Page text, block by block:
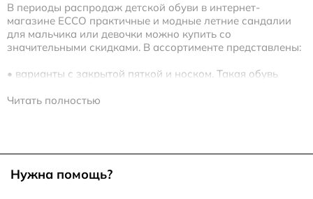
В периоды распродаж детской обуви в интернет-
магазине ECCO практичные и модные летние сандалии
для мальчика или девочки можно купить со
значительными скидками. В ассортименте представлены:
• варианты с закрытой пяткой и носком. Такая обувь
надежно защищает ножку ребенка от травм;
• с верхом из кожи, нубука, текстиля;
• в трендовых расцветках.
Читать полностью
Нужна помощь?